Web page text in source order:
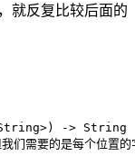
就反复比较后面的
>) -> String